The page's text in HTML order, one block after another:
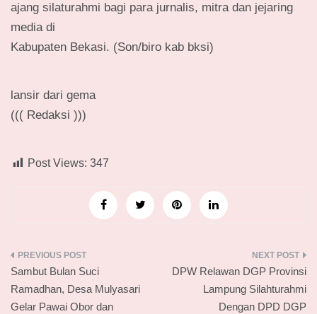
ajang silaturahmi bagi para jurnalis, mitra dan jejaring
media di
Kabupaten Bekasi. (Son/biro kab bksi)
lansir dari gema
((( Redaksi )))
Post Views: 347
Navigasi
pos
Sambut Bulan Suci
Ramadhan, Desa Mulyasari
Gelar Pawai Obor dan
DPW Relawan DGP Provinsi
Lampung Silahturahmi
Dengan DPD DGP